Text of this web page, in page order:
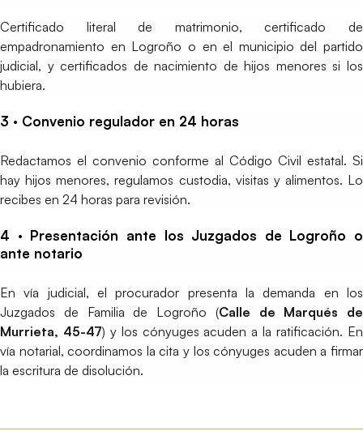
Certificado literal de matrimonio, certificado de
empadronamiento en Logroño o en el municipio del partido
judicial, y certificados de nacimiento de hijos menores si los
hubiera.
3 · Convenio regulador en 24 horas
Redactamos el convenio conforme al Código Civil estatal. Si
hay hijos menores, regulamos custodia, visitas y alimentos. Lo
recibes en 24 horas para revisión.
4 · Presentación ante los Juzgados de Logroño o
ante notario
En vía judicial, el procurador presenta la demanda en los
Juzgados de Familia de Logroño (Calle de Marqués de
Murrieta, 45-47) y los cónyuges acuden a la ratificación. En
vía notarial, coordinamos la cita y los cónyuges acuden a firmar
la escritura de disolución.